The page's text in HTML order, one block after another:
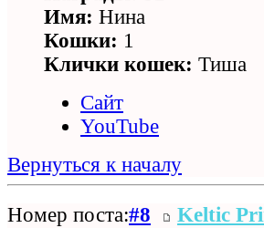
Имя: Нина
Кошки: 1
Клички кошек: Тиша
Сайт
YouTube
Вернуться к началу
Номер поста:#8 Keltic